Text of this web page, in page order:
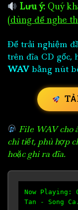
Lưu ý: Quý
(dùng để nghe
Để trải nghiệm
trên đĩa CD gốc,
WAV bằng nút
File WAV cho
chi tiết, phù hợp
hoặc ghi ra đĩa.
Now Playing:
Tan - Song